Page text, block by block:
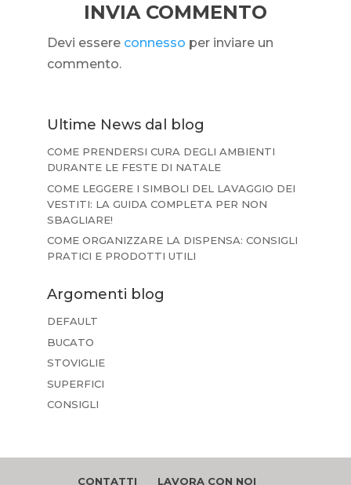
INVIA COMMENTO
Devi essere connesso per inviare un
commento.
Ultime News dal blog
COME PRENDERSI CURA DEGLI AMBIENTI
DURANTE LE FESTE DI NATALE
COME LEGGERE I SIMBOLI DEL LAVAGGIO DEI
VESTITI: LA GUIDA COMPLETA PER NON
SBAGLIARE!
COME ORGANIZZARE LA DISPENSA: CONSIGLI
PRATICI E PRODOTTI UTILI
Argomenti blog
DEFAULT
BUCATO
STOVIGLIE
SUPERFICI
CONSIGLI
CONTATTI
LAVORA CON NOI